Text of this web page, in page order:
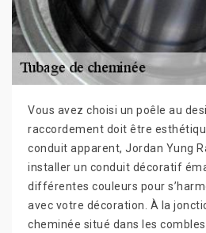
Vous avez choisi un poêle au
raccordement doit être
conduit apparent, Jordan Yung
installer un conduit décoratif
différentes couleurs pour
avec votre décoration. À la
cheminée situé dans les